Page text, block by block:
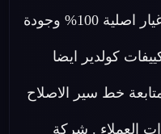
تكييف كولدير وتقدم لكم قطع غيار اصلية 100% وجودة
كولدير ايضا
خط سير الاصلاح
العملاء . شركة